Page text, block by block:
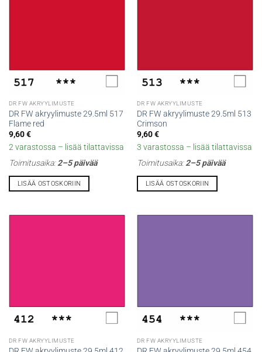
DR FW AKRYYLIMUSTE
DR FW akryylimuste 29.5ml 517
Flame red
9,60€
2 varastossa – lisää tilattavissa
Toimitusaika:2–5 päivää
LISÄÄ OSTOSKORIIN
DR FW AKRYYLIMUSTE
DR FW akryylimuste 29.5ml 513
Crimson
9,60€
3 varastossa – lisää tilattavissa
Toimitusaika:2–5 päivää
LISÄÄ OSTOSKORIIN
DR FW AKRYYLIMUSTE DR FW AKRYYLIMUSTE